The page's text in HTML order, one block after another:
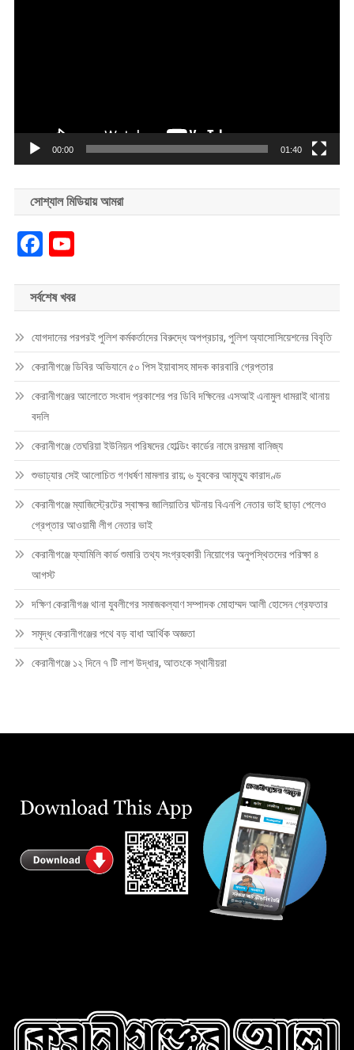
00:00 01:40
সোশ্যাল মিডিয়ায় আমরা
Facebook
YouTube
সর্বশেষ খবর
যোগদানের পরপরই পুলিশ কর্মকর্তাদের বিরুদ্ধে অপপ্রচার, পুলিশ অ্যাসোসিয়েশনের বিবৃতি
কেরানীগঞ্জে ডিবির অভিযানে ৫০ পিস ইয়াবাসহ মাদক কারবারি গ্রেপ্তার
কেরানীগঞ্জের আলোতে সংবাদ প্রকাশের পর ডিবি দক্ষিনের এসআই এনামুল ধামরাই থানায়
বদলি
কেরানীগঞ্জে তেঘরিয়া ইউনিয়ন পরিষদের হোল্ডিং কার্ডের নামে রমরমা বানিজ্য
শুভাঢ্যার সেই আলোচিত গণধর্ষণ মামলার রায়; ৬ যুবকের আমৃত্যু কারাদণ্ড
কেরানীগঞ্জে ম্যাজিস্ট্রেটের স্বাক্ষর জালিয়াতির ঘটনায় বিএনপি নেতার ভাই ছাড়া পেলেও
গ্রেপ্তার আওয়ামী লীগ নেতার ভাই
কেরানীগঞ্জে ফ্যামিলি কার্ড শুমারি তথ্য সংগ্রহকারী নিয়োগের অনুপস্থিতদের পরিক্ষা ৪
আগস্ট
দক্ষিণ কেরানীগঞ্জ থানা যুবলীগের সমাজকল্যাণ সম্পাদক মোহাম্মদ আলী হোসেন গ্রেফতার
সমৃদ্ধ কেরানীগঞ্জের পথে বড় বাধা আর্থিক অজ্ঞতা
কেরানীগঞ্জে ১২ দিনে ৭ টি লাশ উদ্ধার, আতংকে স্থানীয়রা